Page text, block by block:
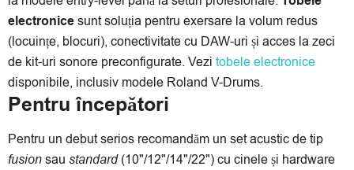
electronicesunt soluția pentru exersare la volum redus
(locuințe, blocuri), conectivitate cu DAW-uri și acces la zeci
de kit-uri sonore preconfigurate. Vezi tobele electronice
disponibile, inclusiv modele Roland V-Drums.
Pentru începători
Pentru un debut serios recomandăm un set acustic de tip
fusionsau standard(10"/12"/14"/22") cu cinele și hardware